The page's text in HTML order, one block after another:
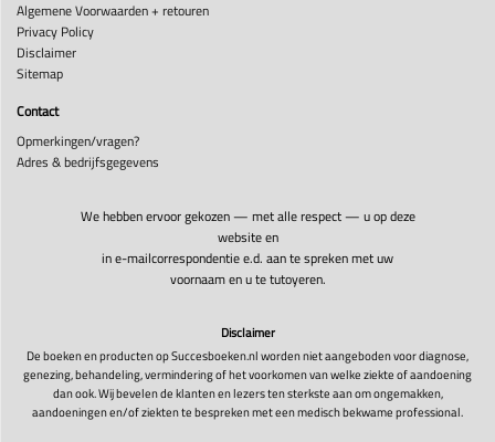
Algemene Voorwaarden + retouren
Privacy Policy
Disclaimer
Sitemap
Contact
Opmerkingen/vragen?
Adres & bedrijfsgegevens
We hebben ervoor gekozen — met alle respect — u op deze
website en
in e-mailcorrespondentie e.d. aan te spreken met uw
voornaam en u te tutoyeren.
Disclaimer
De boeken en producten op Succesboeken.nl worden niet aangeboden voor diagnose,
genezing, behandeling, vermindering of het voorkomen van welke ziekte of aandoening
dan ook. Wij bevelen de klanten en lezers ten sterkste aan om ongemakken,
aandoeningen en/of ziekten te bespreken met een medisch bekwame professional.